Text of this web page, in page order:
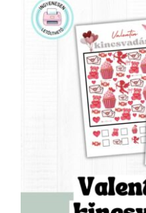
Valentin napi